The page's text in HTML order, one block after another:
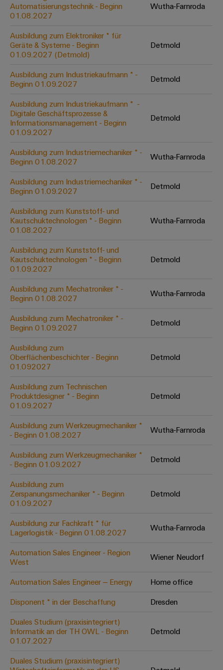
Verbindungslösungen
für
Konventionelle
Energieerzeugung
Zukunftssicherheit
für
bewährte
Maschinenbau
Lösungen
für
verschiedene
Segmente
der
und
Fabrikautomation
Öl
&
Sicherer
Betrieb
mit
Lösungen
für
Prozessindustrie
Mehr
Ressourceneffizienz
durch
Schaltschrankbau
Lösungen
die
Herausforderungen
Schaltschrankbau
Moderne
und
digitale
für
klimafreundliche
im
Schiffbau
Verbindungslösungen
die
maritime
Industrie
Wasseraufbereitung
Systeme
Lösungen
Dezentrale
Automatisierung
Lösungen
IIoT
&
Automation
Software
Industrial
Industrial
Automation
Industrial
IoT
Industrial
Security
Industrial
Service
Platform
easyConnect
Regler
Gerätehersteller
Leiterplattensteckverbinder
&
PCB
Services
Equipment
(OEM)
Elektronikgehäuse
Blitz-
und
Überspannungsschutz
PV
Feldbusverteiler
Automatisierung
&
Software
I/O-
Systeme
Industrial
Ethernet
Touch-
Panels
Engineering-
Visualisierungstools
Energiemessung
und
Smart
Metering
Weidmüller
AI
Access
&
Services
Industrial
Platform
easyConnect
Werkstatt
&
Technischer
Support
Umweltbezogene
Produktkonformität
Engineering
Daten
Technische
Produktkataloge
Reparatur
und
Ersatzteile
Trainings
Webinare
PSIRT
Digitale
Bestellmöglichkeiten
eShop
OCI-
EDI-
Schnittstelle
ALLE
SERVICES
Pressekontakt
Unsere
IIoT
and
Partner
Netzwerk
IIoT
Automation
Solution
finden
Solution
Partner
-
Systemintegratoren
Messen
&
Globale
Messen
&
Events
Offene
Ausbildungs-
und
Studienplätze
Aktuelle
Termine
Workshops
für
Schulklassen
Stellenbörse
Entwicklung
Karriere auf
neues
Distribution
Automatisierungstechnik - Beginn
01.08.2027
Wutha-Farnroda
Ausbildung zum Elektroniker * für
Geräte & Systeme - Beginn
01.09.2027 (Detmold)
Detmold
Ausbildung zum Industriekaufmann * -
Beginn 01.09.2027
Detmold
Ausbildung zum Industriekaufmann * ​ -
Digitale Geschäftsprozesse &
Informationsmanagement - Beginn
01.09.2027
Detmold
Ausbildung zum Industriemechaniker * -
Beginn 01.08.2027
Wutha-Farnroda
Ausbildung zum Industriemechaniker * -
Beginn 01.09.2027
Detmold
Ausbildung zum Kunststoff- und
Kautschuktechnologen * - Beginn
01.08.2027
Wutha-Farnroda
Ausbildung zum Kunststoff- und
Kautschuktechnologen * - Beginn
01.09.2027
Detmold
Ausbildung zum Mechatroniker * -
Beginn 01.08.2027
Wutha-Farnroda
Ausbildung zum Mechatroniker * -
Beginn 01.09.2027
Detmold
Ausbildung zum
Oberflächenbeschichter - Beginn
01.092027
Detmold
Ausbildung zum Technischen
Produktdesigner * - Beginn
01.09.2027
Detmold
Ausbildung zum Werkzeugmechaniker *
- Beginn 01.08.2027
Wutha-Farnroda
Ausbildung zum Werkzeugmechaniker *
- Beginn 01.09.2027
Detmold
Ausbildung zum
Zerspanungsmechaniker * - Beginn
01.09.2027
Detmold
Ausbildung zur Fachkraft * für
Lagerlogistik - Beginn 01.08.2027
Wutha-Farnroda
Automation Sales Engineer - Region
West
Wiener Neudorf
Automation Sales Engineer – Energy
Home office
Disponent * in der Beschaffung
Dresden
Duales Studium (praxisintegriert)
Informatik an der TH OWL - Beginn
01.07.2027
Detmold
Duales Studium (praxisintegriert)